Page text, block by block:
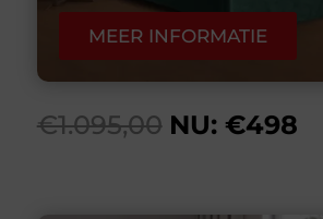
MEER INFORMATIE
€1.095,00 NU: €498